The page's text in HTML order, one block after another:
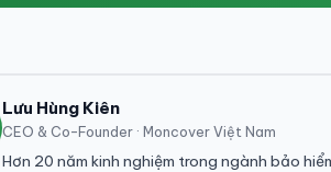
Lưu Hùng Kiên
CEO & Co-Founder · Moncover Việt Nam
Hơn 20 năm kinh nghiệm trong ngành bảo